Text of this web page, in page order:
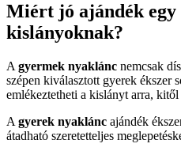
Miért jó ajándék egy
kislányoknak?
A gyermek nyaklánc nemcsak
szépen kiválasztott gyerek ékszer
emlékeztetheti a kislányt arra,
A gyerek nyaklánc ajándék
átadható szeretetteljes